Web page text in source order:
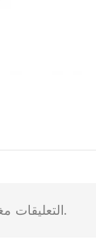
التعليقاتوبينغبكس مفتوحة.